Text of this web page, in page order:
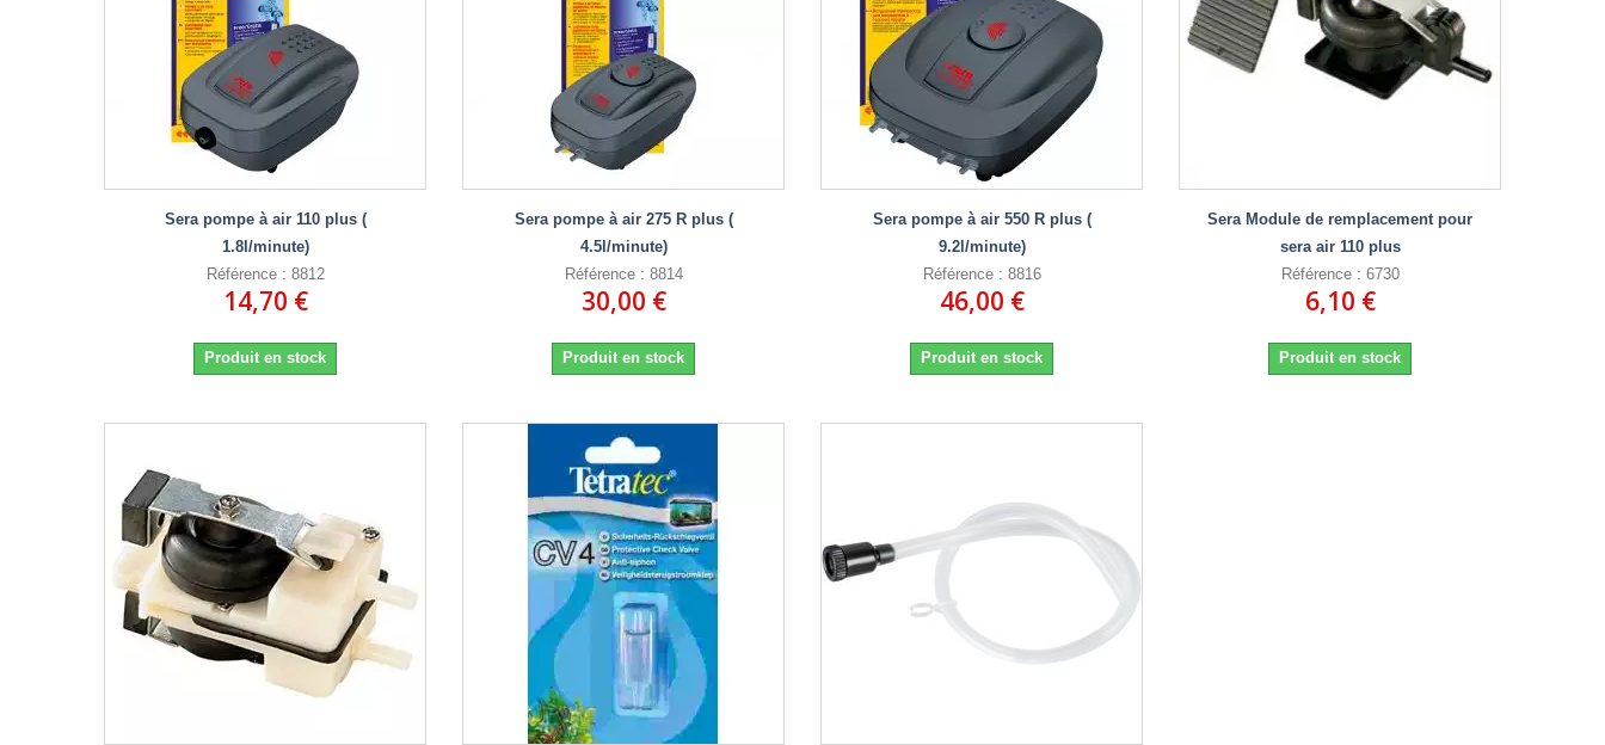
Sera pompe à air 110 plus (
1.8l/minute)
Référence : 8812
14,70 €
Produit en stock
Sera pompe à air 275 R plus (
4.5l/minute)
Référence : 8814
30,00 €
Produit en stock
Sera pompe à air 550 R plus (
9.2l/minute)
Référence : 8816
46,00 €
Produit en stock
Sera Module de remplacement pour
sera air 110 plus
Référence : 6730
6,10 €
Produit en stock